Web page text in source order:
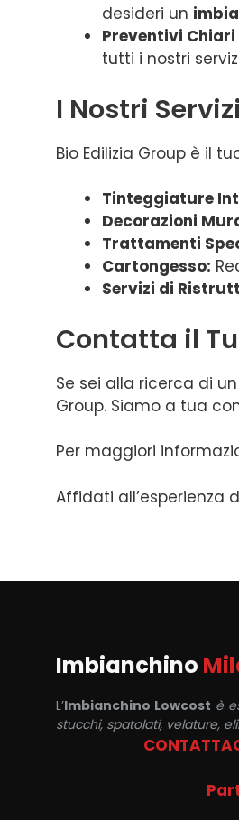
desideri un
Preventivi
tutti i nostri
I Nostri
Bio Edilizia Group è il
Tinteggiature
Decorazioni
Trattamenti
Cartongesso:
Servizi di
Contatta il
Se sei alla ricerca di un
Group. Siamo a tua
Per maggiori
Affidati all’esperienza
Imbianchino
L’Imbianchino Lowcost è
stucchi, spatolati, velature,